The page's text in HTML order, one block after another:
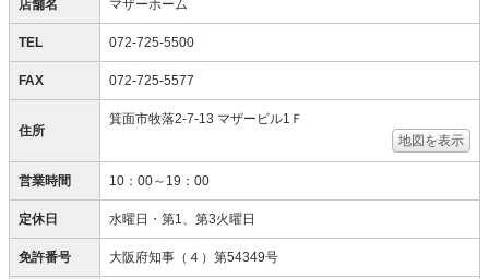
店舗名 マザーホーム
TEL 072-725-5500
FAX 072-725-5577
住所
箕面市牧落2-7-13 マザービル1Ｆ
地図を表示
営業時間 10：00～19：00
定休日 水曜日・第1、第3火曜日
免許番号 大阪府知事（４）第54349号